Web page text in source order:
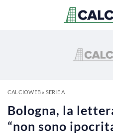
CALCIOWEB» SERIE A
Bologna, la
“non sono